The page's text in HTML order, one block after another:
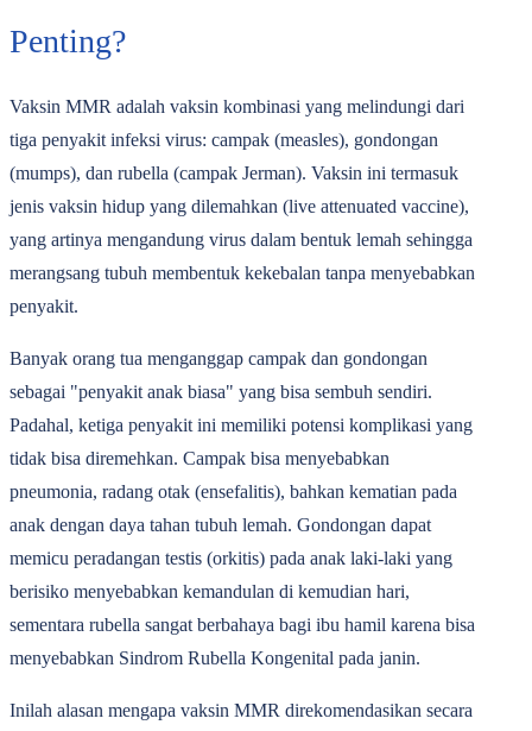
Penting?
Vaksin MMR adalah vaksin kombinasi yang melindungi dari
tiga penyakit infeksi virus: campak (measles), gondongan
(mumps), dan rubella (campak Jerman). Vaksin ini termasuk
jenis vaksin hidup yang dilemahkan (live attenuated vaccine),
yang artinya mengandung virus dalam bentuk lemah sehingga
merangsang tubuh membentuk kekebalan tanpa menyebabkan
penyakit.
Banyak orang tua menganggap campak dan gondongan
sebagai "penyakit anak biasa" yang bisa sembuh sendiri.
Padahal, ketiga penyakit ini memiliki potensi komplikasi yang
tidak bisa diremehkan. Campak bisa menyebabkan
pneumonia, radang otak (ensefalitis), bahkan kematian pada
anak dengan daya tahan tubuh lemah. Gondongan dapat
memicu peradangan testis (orkitis) pada anak laki-laki yang
berisiko menyebabkan kemandulan di kemudian hari,
sementara rubella sangat berbahaya bagi ibu hamil karena bisa
menyebabkan Sindrom Rubella Kongenital pada janin.
Inilah alasan mengapa vaksin MMR direkomendasikan secara